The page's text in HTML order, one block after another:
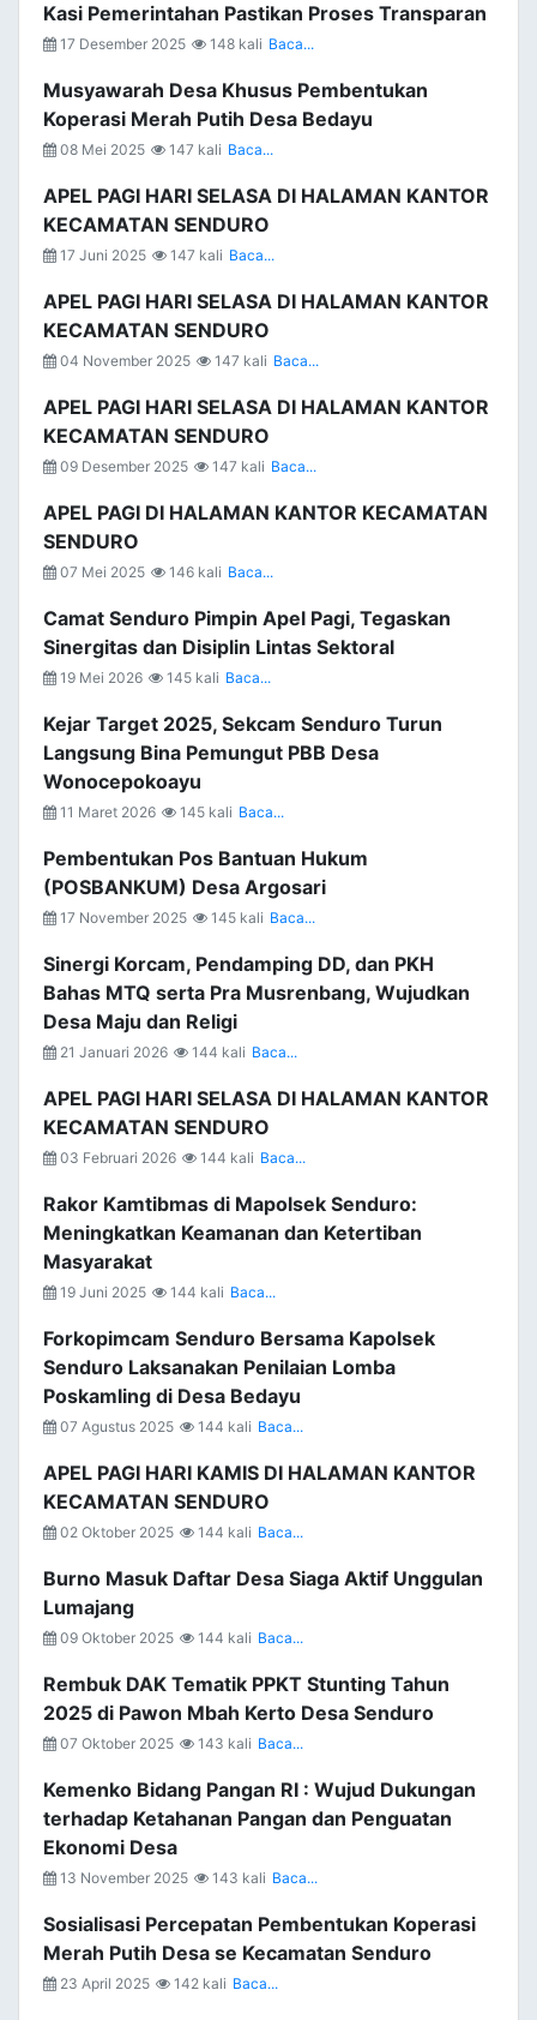
Kasi Pemerintahan Pastikan Proses Transparan
17 Desember 2025 148 kali Baca...
Musyawarah Desa Khusus Pembentukan
Koperasi Merah Putih Desa Bedayu
08 Mei 2025 147 kali Baca...
APEL PAGI HARI SELASA DI HALAMAN KANTOR
KECAMATAN SENDURO
17 Juni 2025 147 kali Baca...
APEL PAGI HARI SELASA DI HALAMAN KANTOR
KECAMATAN SENDURO
04 November 2025 147 kali Baca...
APEL PAGI HARI SELASA DI HALAMAN KANTOR
KECAMATAN SENDURO
09 Desember 2025 147 kali Baca...
APEL PAGI DI HALAMAN KANTOR KECAMATAN
SENDURO
07 Mei 2025 146 kali Baca...
Camat Senduro Pimpin Apel Pagi, Tegaskan
Sinergitas dan Disiplin Lintas Sektoral
19 Mei 2026 145 kali Baca...
Kejar Target 2025, Sekcam Senduro Turun
Langsung Bina Pemungut PBB Desa
Wonocepokoayu
11 Maret 2026 145 kali Baca...
Pembentukan Pos Bantuan Hukum
(POSBANKUM) Desa Argosari
17 November 2025 145 kali Baca...
Sinergi Korcam, Pendamping DD, dan PKH
Bahas MTQ serta Pra Musrenbang, Wujudkan
Desa Maju dan Religi
21 Januari 2026 144 kali Baca...
APEL PAGI HARI SELASA DI HALAMAN KANTOR
KECAMATAN SENDURO
03 Februari 2026 144 kali Baca...
Rakor Kamtibmas di Mapolsek Senduro:
Meningkatkan Keamanan dan Ketertiban
Masyarakat
19 Juni 2025 144 kali Baca...
Forkopimcam Senduro Bersama Kapolsek
Senduro Laksanakan Penilaian Lomba
Poskamling di Desa Bedayu
07 Agustus 2025 144 kali Baca...
APEL PAGI HARI KAMIS DI HALAMAN KANTOR
KECAMATAN SENDURO
02 Oktober 2025 144 kali Baca...
Burno Masuk Daftar Desa Siaga Aktif Unggulan
Lumajang
09 Oktober 2025 144 kali Baca...
Rembuk DAK Tematik PPKT Stunting Tahun
2025 di Pawon Mbah Kerto Desa Senduro
07 Oktober 2025 143 kali Baca...
Kemenko Bidang Pangan RI : Wujud Dukungan
terhadap Ketahanan Pangan dan Penguatan
Ekonomi Desa
13 November 2025 143 kali Baca...
Sosialisasi Percepatan Pembentukan Koperasi
Merah Putih Desa se Kecamatan Senduro
23 April 2025 142 kali Baca...